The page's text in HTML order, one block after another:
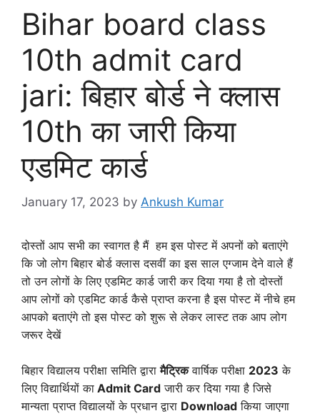
Bihar board class
10th admit card
jari: बिहार बोर्ड ने क्लास
10th का जारी किया
एडमिट कार्ड
January 17, 2023 by Ankush Kumar
दोस्तों आप सभी का स्वागत है मैं हम इस पोस्ट में अपनों को बताएंगे
कि जो लोग बिहार बोर्ड क्लास दसवीं का इस साल एग्जाम देने वाले हैं
तो उन लोगों के लिए एडमिट कार्ड जारी कर दिया गया है तो दोस्तों
आप लोगों को एडमिट कार्ड कैसे प्राप्त करना है इस पोस्ट में नीचे हम
आपको बताएंगे तो इस पोस्ट को शुरू से लेकर लास्ट तक आप लोग
जरूर देखें
बिहार विद्यालय परीक्षा समिति द्वारामैट्रिकवार्षिक परीक्षा 2023 के
लिए विद्यार्थियों का Admit Card जारी कर दिया गया है जिसे
मान्यता प्राप्त विद्यालयों के प्रधान द्वारा Download किया जाएगा